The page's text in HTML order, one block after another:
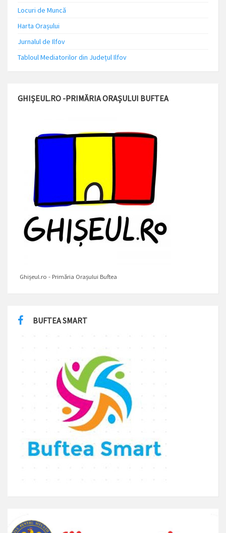
Locuri de Muncă
Harta Orașului
Jurnalul de Ilfov
Tabloul Mediatorilor din Județul Ilfov
GHIȘEUL.RO -PRIMĂRIA ORAȘULUI BUFTEA
Ghișeul.ro - Primăria Orașului Buftea
BUFTEA SMART